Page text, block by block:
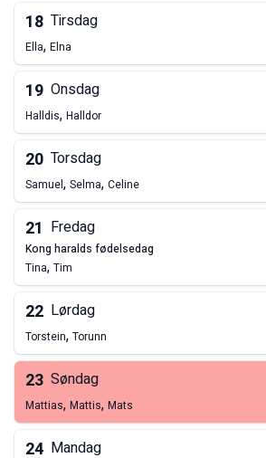
18 Tirsdag
Ella, Elna
19 Onsdag
Halldis, Halldor
20 Torsdag
Samuel, Selma, Celine
21 Fredag
kong haralds fødelsedag
Tina, Tim
22 Lørdag
Torstein, Torunn
23 Søndag
Mattias, Mattis, Mats
24 Mandag